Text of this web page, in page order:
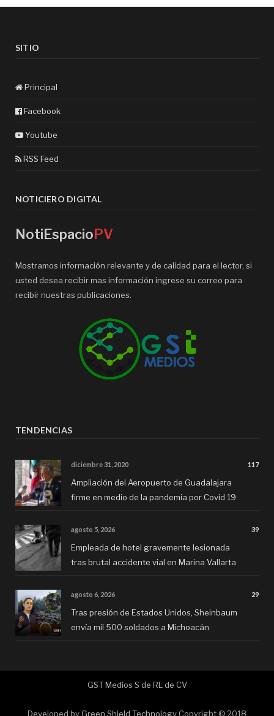
SITIO
Principal
Facebook
Youtube
RSS Feed
NOTICIERO DIGITAL
NotiEspacio PV
Mostramos información relevante y de calidad para el lector, si
usted desea recibir mas información ingrese su correo para
recibir nuestras publicaciones.
TENDENCIAS
diciembre 31, 2020 117
Ampliación del Aeropuerto de Guadalajara
firme en medio de la pandemia por Covid 19
agosto 5, 2026 39
Empleada de hotel gravemente lesionada
tras brutal accidente vial en Marina Vallarta
agosto 6, 2026 29
Tras presión de Estados Unidos, Sheinbaum
envía mil 500 soldados a Michoacán
GST Medios S de RL de CV
Developed by Green Shield Technology Copyright © 2018